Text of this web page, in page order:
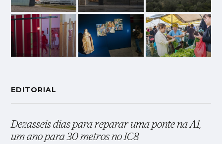
EDITORIAL
Dezasseis dias para reparar uma ponte na A1,
um ano para 30 metros no IC8